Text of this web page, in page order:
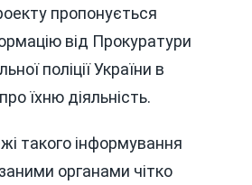
пропонується
від Прокуратури
поліції України в
їхню діяльність.
такого інформування
органами чітко